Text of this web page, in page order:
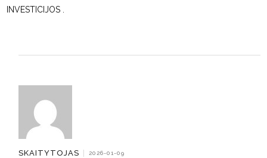
INVESTICIJOS .
SKAITYTOJAS | 2026-01-09